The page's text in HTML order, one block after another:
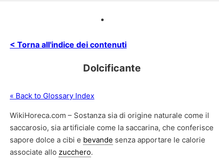
< Torna all'indice dei contenuti
Dolcificante
« Back to Glossary Index
WikiHoreca.com – Sostanza sia di origine naturale come il
saccarosio, sia artificiale come la saccarina, che conferisce
sapore dolce a cibi e bevande senza apportare le calorie
associate allo zucchero.